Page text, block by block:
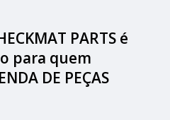
PARTS é
para quem
DE PEÇAS